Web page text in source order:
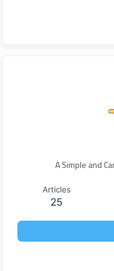
A Simple and
Articles
25